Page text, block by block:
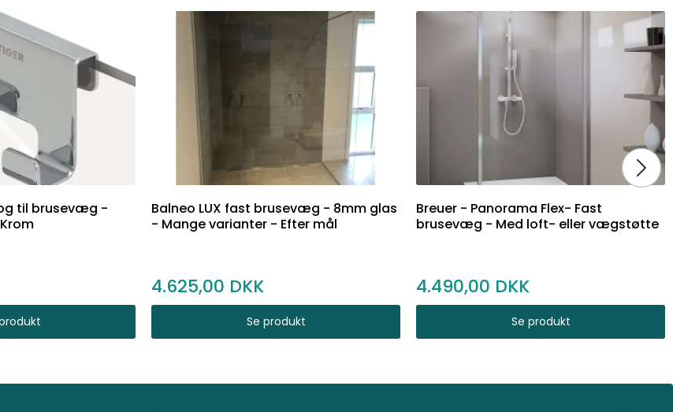
til brusevæg -
Balneo LUX fast brusevæg - 8mm glas
- Mange varianter - Efter mål
4.625,00
Se produkt
Breuer - Panorama Flex- Fast
brusevæg - Med loft- eller vægstøtte
4.490,00
Se produkt